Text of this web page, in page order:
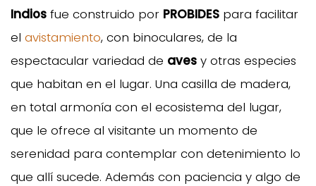
Indios fue construido por PROBIDES para facilitar
el avistamiento, con binoculares, de la
espectacular variedad de aves y otras especies
que habitan en el lugar. Una casilla de madera,
en total armonía con el ecosistema del lugar,
que le ofrece al visitante un momento de
serenidad para contemplar con detenimiento lo
que allí sucede. Además con paciencia y algo de